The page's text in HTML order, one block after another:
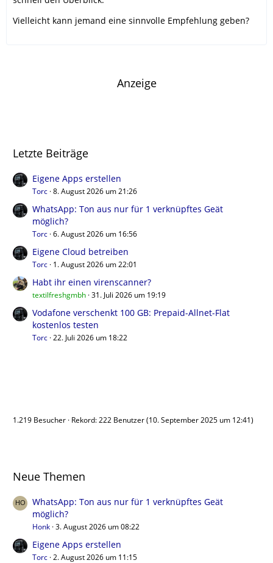
Vielleicht kann jemand eine sinnvolle Empfehlung geben?
Anzeige
Letzte Beiträge
Eigene Apps erstellen
Torc 8. August 2026 um 21:26
WhatsApp: Ton aus nur für 1 verknüpftes Geät
möglich?
Torc 6. August 2026 um 16:56
Eigene Cloud betreiben
Torc 1. August 2026 um 22:01
Habt ihr einen virenscanner?
textilfreshgmbh 31. Juli 2026 um 19:19
Vodafone verschenkt 100 GB: Prepaid-Allnet-Flat
kostenlos testen
Torc 22. Juli 2026 um 18:22
1.219 Besucher Rekord: 222 Benutzer (10. September 2025 um 12:41)
Neue Themen
WhatsApp: Ton aus nur für 1 verknüpftes Geät
möglich?
Honk 3. August 2026 um 08:22
Eigene Apps erstellen
Torc 2. August 2026 um 11:15